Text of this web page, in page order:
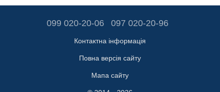
099 020-20-06 097 020-20-96
Контактна інформація
Повна версія сайту
Мапа сайту